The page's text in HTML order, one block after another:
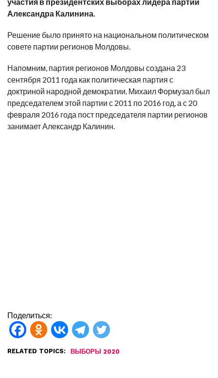
Александра Калинина.
Решение было принято на национальном политическом
совете партии регионов Молдовы.
Напомним, партия регионов Молдовы создана 23
сентября 2011 года как политическая партия с
доктриной народной демократии. Михаил Формузал был
председателем этой партии с 2011 по 2016 год, а с 20
февраля 2016 года пост председателя партии регионов
занимает Александр Калинин.
Поделиться:
RELATED TOPICS: ВЫБОРЫ 2020